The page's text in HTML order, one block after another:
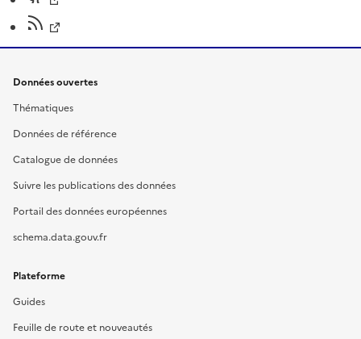
Données ouvertes
Thématiques
Données de référence
Catalogue de données
Suivre les publications des données
Portail des données européennes
schema.data.gouv.fr
Plateforme
Guides
Feuille de route et nouveautés